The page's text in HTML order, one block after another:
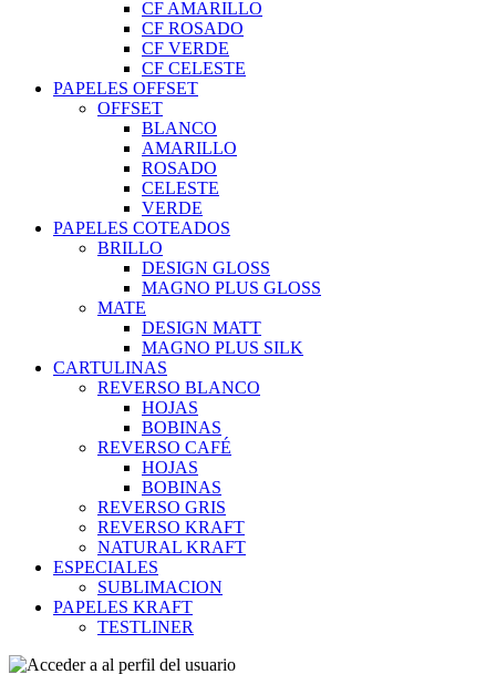
CF AMARILLO
CF ROSADO
CF VERDE
CF CELESTE
PAPELES OFFSET
OFFSET
BLANCO
AMARILLO
ROSADO
CELESTE
VERDE
PAPELES COTEADOS
BRILLO
DESIGN GLOSS
MAGNO PLUS GLOSS
MATE
DESIGN MATT
MAGNO PLUS SILK
CARTULINAS
REVERSO BLANCO
HOJAS
BOBINAS
REVERSO CAFÉ
HOJAS
BOBINAS
REVERSO GRIS
REVERSO KRAFT
NATURAL KRAFT
ESPECIALES
SUBLIMACION
PAPELES KRAFT
TESTLINER